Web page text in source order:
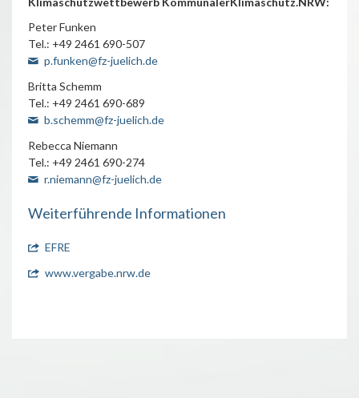
Peter Funken
Tel.: +49 2461 690-507
p.funken@fz-juelich.de
Britta Schemm
Tel.: +49 2461 690-689
b.schemm@fz-juelich.de
Rebecca Niemann
Tel.: +49 2461 690-274
r.niemann@fz-juelich.de
Weiterführende Informationen
EFRE
www.vergabe.nrw.de